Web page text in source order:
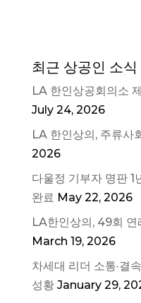
최근 상공인 소식
LA 한인상공회의소
July 24, 2026
LA 한인상의, 주류사
2026
다울정 기부자 명판 1
완료 May 22, 2026
LA한인상의, 49회 연
March 19, 2026
차세대 리더 소통·결
성황 January 29,